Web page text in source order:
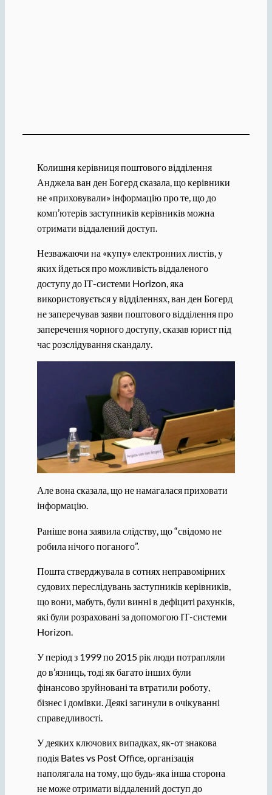
Колишня керівниця поштового відділення
Анджела ван ден Богерд сказала, що керівники
не «приховували» інформацію про те, що до
комп’ютерів заступників керівників можна
отримати віддалений доступ.
Незважаючи на «купу» електронних листів, у
яких йдеться про можливість віддаленого
доступу до ІТ-системи Horizon, яка
використовується у відділеннях, ван ден Богерд
не заперечував заяви поштового відділення про
заперечення чорного доступу, сказав юрист під
час розслідування скандалу.
Але вона сказала, що не намагалася приховати
інформацію.
Раніше вона заявила слідству, що “свідомо не
робила нічого поганого”.
Пошта стверджувала в сотнях неправомірних
судових переслідувань заступників керівників,
що вони, мабуть, були винні в дефіциті рахунків,
які були розраховані за допомогою ІТ-системи
Horizon.
У період з 1999 по 2015 рік люди потрапляли
до в’язниць, тоді як багато інших були
фінансово зруйновані та втратили роботу,
бізнес і домівки. Деякі загинули в очікуванні
справедливості.
У деяких ключових випадках, як-от знакова
подія Bates vs Post Office, організація
наполягала на тому, що будь-яка інша сторона
не може отримати віддалений доступ до